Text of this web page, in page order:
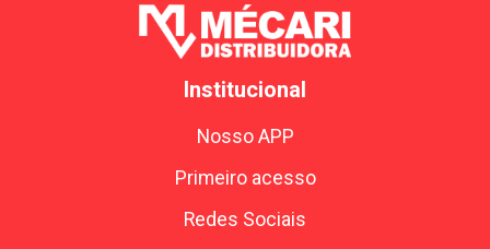
Institucional
Nosso APP
Primeiro acesso
Redes Sociais